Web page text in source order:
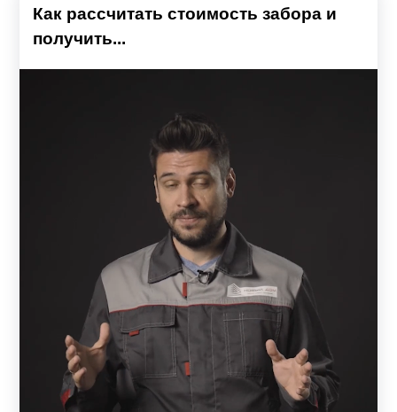
Как рассчитать стоимость забора и
получить...